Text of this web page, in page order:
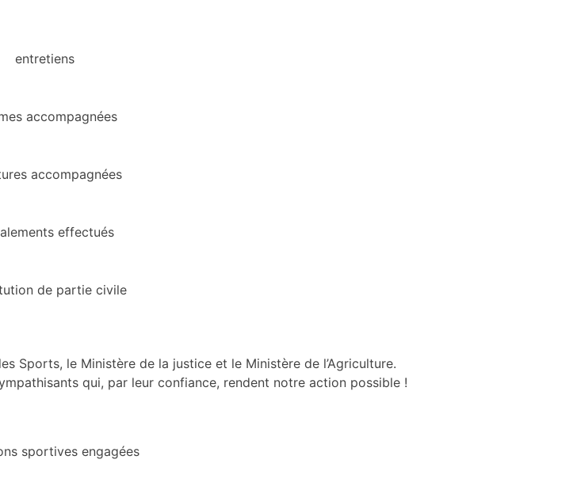
entretiens
accompagnées
accompagnées
effectués
de partie civile
Sports, le Ministère de la justice et le Ministère de l’Agriculture.
qui, par leur confiance, rendent notre action possible !
sportives engagées